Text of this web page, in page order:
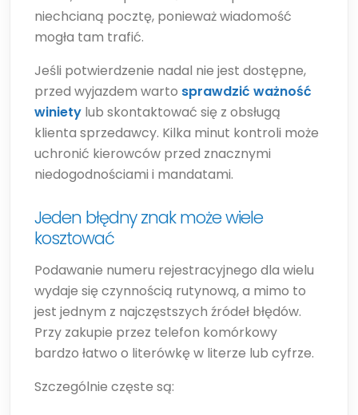
niechcianą pocztę, ponieważ wiadomość
mogła tam trafić.
Jeśli potwierdzenie nadal nie jest dostępne,
przed wyjazdem warto sprawdzić ważność
winiety lub skontaktować się z obsługą
klienta sprzedawcy. Kilka minut kontroli może
uchronić kierowców przed znacznymi
niedogodnościami i mandatami.
Jeden błędny znak może wiele
kosztować
Podawanie numeru rejestracyjnego dla wielu
wydaje się czynnością rutynową, a mimo to
jest jednym z najczęstszych źródeł błędów.
Przy zakupie przez telefon komórkowy
bardzo łatwo o literówkę w literze lub cyfrze.
Szczególnie częste są: